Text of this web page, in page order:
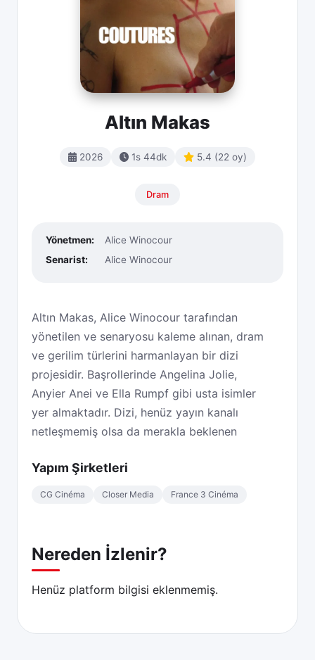
Altın Makas
2026 1s 44dk 5.4 (22 oy)
Dram
Yönetmen:
Alice Winocour
Senarist:
Alice Winocour
Altın Makas, Alice Winocour tarafından
yönetilen ve senaryosu kaleme alınan, dram
ve gerilim türlerini harmanlayan bir dizi
projesidir. Başrollerinde Angelina Jolie,
Anyier Anei ve Ella Rumpf gibi usta isimler
yer almaktadır. Dizi, henüz yayın kanalı
netleşmemiş olsa da merakla beklenen
konusu nedir sorusunun cevabı ise oldukça
çarpıcıdır: Dizi, bir moda evinin perde
Altın Makas konusu nedir? Dizi, ünlü bir
moda evinde çalışan yetenekli bir terzinin,
kaybolan bir müşterinin ardından başlattığı
kayboluşunun moda dünyasının parlak
Yapım Şirketleri
CG Cinéma Closer Media France 3 Cinéma
Nereden İzlenir?
Henüz platform bilgisi eklenmemiş.